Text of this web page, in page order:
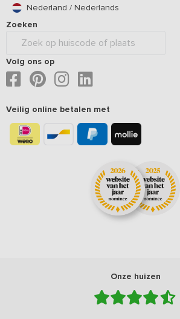
Nederland / Nederlands
Zoeken
Volg ons op
Veilig online betalen met
Onze huizen